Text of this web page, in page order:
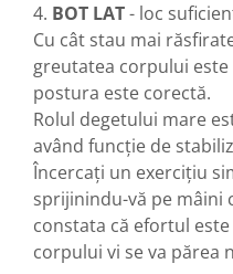
4. BOT LAT- loc
Cu cât stau mai
greutatea corpului
postura este corectă.
Rolul degetului mare
având funcție de
Încercați un exercițiu
sprijinindu-vă pe mâini
constata că efortul
corpului vi se va părea